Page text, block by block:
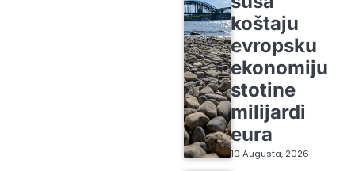
koštaju
evropsku
ekonomiju
stotine
milijardi
eura
10 Augusta, 2026